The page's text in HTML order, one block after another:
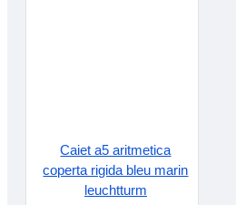
Caiet a5 aritmetica
coperta rigida bleu marin
leuchtturm